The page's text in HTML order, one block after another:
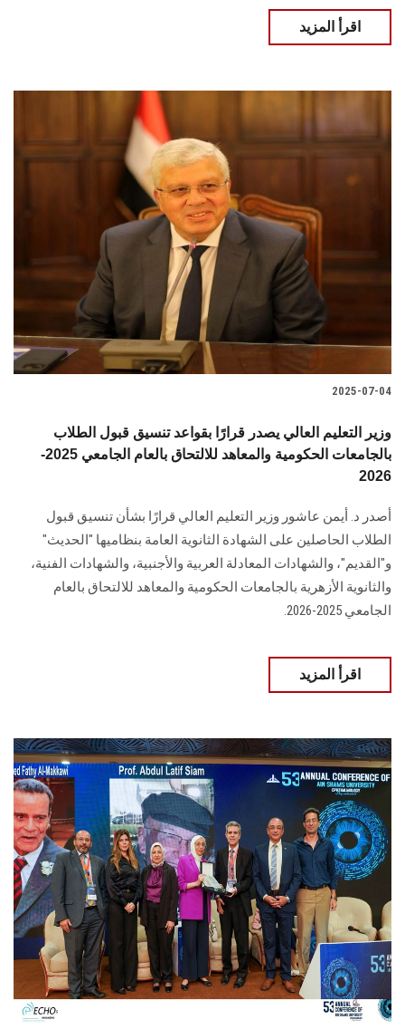
اقرأ المزيد
2025-07-04
وزير التعليم العالي يصدر قرارًا بقواعد تنسيق قبول الطلاب
بالجامعات الحكومية والمعاهد للالتحاق بالعام الجامعي 2025-
2026
أصدر د. أيمن عاشور وزير التعليم العالي قرارًا بشأن تنسيق قبول
الطلاب الحاصلين على الشهادة الثانوية العامة بنظاميها "الحديث"
و"القديم"، والشهادات المعادلة العربية والأجنبية، والشهادات الفنية،
والثانوية الأزهرية بالجامعات الحكومية والمعاهد للالتحاق بالعام
الجامعي 2025-2026.
اقرأ المزيد